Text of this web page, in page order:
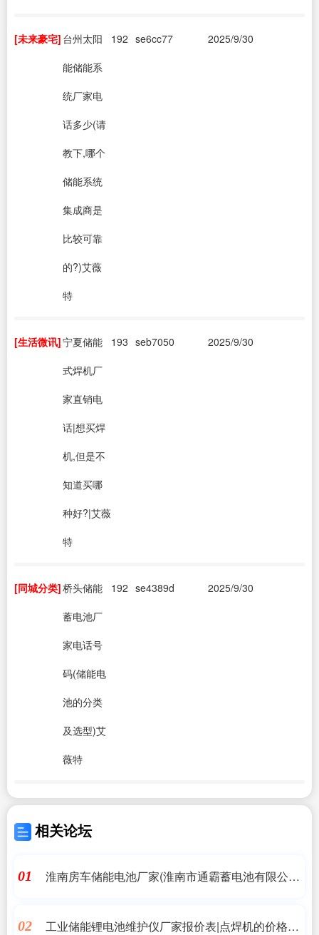
[未来豪宅] 台州太阳
能储能系
统厂家电
话多少(请
教下,哪个
储能系统
集成商是
比较可靠
的?)艾薇
特
192 se6cc77 2025/9/30
[生活微讯]宁夏储能
式焊机厂
家直销电
话|想买焊
机,但是不
知道买哪
种好?|艾薇
特
193 seb7050 2025/9/30
[同城分类]桥头储能
蓄电池厂
家电话号
码(储能电
池的分类
及选型)艾
薇特
192 se4389d 2025/9/30
相关论坛
01
淮南房车储能电池厂家(淮南市通霸蓄电池有限公司,
02
工业储能锂电池维护仪厂家报价表|点焊机的价格是